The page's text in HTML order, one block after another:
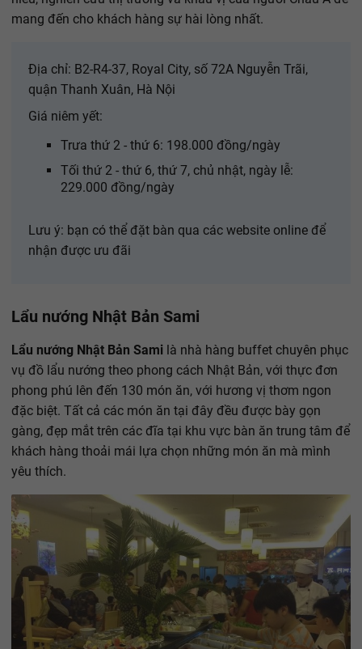
mang đến cho khách hàng sự hài lòng nhất.
Địa chỉ: B2-R4-37, Royal City, số 72A Nguyễn Trãi,
quận Thanh Xuân, Hà Nội
Giá niêm yết:
Trưa thứ 2 - thứ 6: 198.000 đồng/ngày
Tối thứ 2 - thứ 6, thứ 7, chủ nhật, ngày lễ:
229.000 đồng/ngày
Lưu ý: bạn có thể đặt bàn qua các website online để
nhận được ưu đãi
Lẩu nướng Nhật Bản Sami
Lẩu nướng Nhật Bản Sami là nhà hàng buffet chuyên phục
vụ đồ lẩu nướng theo phong cách Nhật Bản, với thực đơn
phong phú lên đến 130 món ăn, với hương vị thơm ngon
đặc biệt. Tất cả các món ăn tại đây đều được bày gọn
gàng, đẹp mắt trên các đĩa tại khu vực bàn ăn trung tâm để
khách hàng thoải mái lựa chọn những món ăn mà mình
yêu thích.